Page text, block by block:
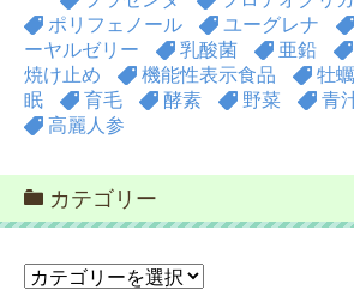
ポリフェノール
ユーグレナ
ーヤルゼリー
乳酸菌 亜鉛
焼け止め
機能性表示食品 牡蠣
眠
育毛 酵素 野菜 青
高麗人参
カテゴリー
カ